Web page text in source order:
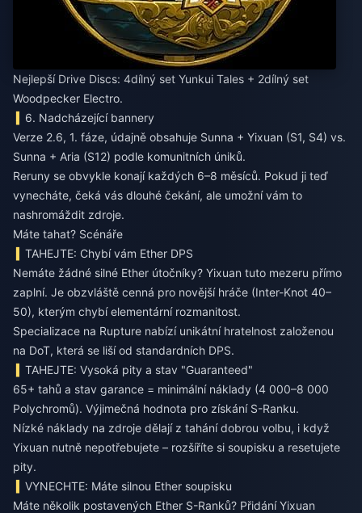
Nejlepší Drive Discs: 4dílný set Yunkui Tales + 2dílný set
Woodpecker Electro.
6. Nadcházející bannery
Verze 2.6, 1. fáze, údajně obsahuje Sunna + Yixuan (S1, S4) vs.
Sunna + Aria (S12) podle komunitních úniků.
Reruny se obvykle konají každých 6–8 měsíců. Pokud ji teď
vynecháte, čeká vás dlouhé čekání, ale umožní vám to
nashromáždit zdroje.
Máte tahat? Scénáře
TAHEJTE: Chybí vám Ether DPS
Nemáte žádné silné Ether útočníky? Yixuan tuto mezeru přímo
zaplní. Je obzvláště cenná pro novější hráče (Inter-Knot 40–
50), kterým chybí elementární rozmanitost.
Specializace na Rupture nabízí unikátní hratelnost založenou
na DoT, která se liší od standardních DPS.
TAHEJTE: Vysoká pity a stav "Guaranteed"
65+ tahů a stav garance = minimální náklady (4 000–8 000
Polychromů). Výjimečná hodnota pro získání S-Ranku.
Nízké náklady na zdroje dělají z tahání dobrou volbu, i když
Yixuan nutně nepotřebujete – rozšíříte si soupisku a resetujete
pity.
VYNECHTE: Máte silnou Ether soupisku
Máte několik postavených Ether S-Ranků? Přidání Yixuan